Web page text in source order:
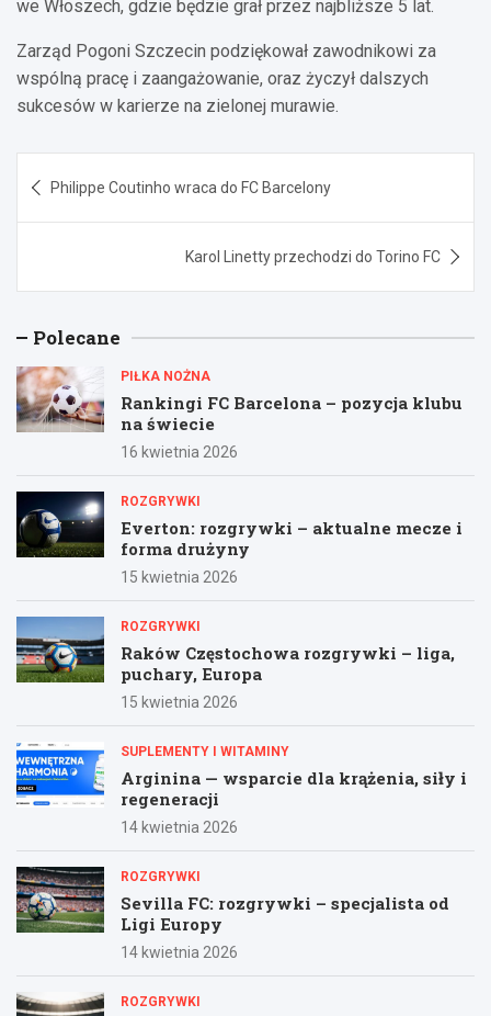
we Włoszech, gdzie będzie grał przez najbliższe 5 lat.
Zarząd Pogoni Szczecin podziękował zawodnikowi za
wspólną pracę i zaangażowanie, oraz życzył dalszych
sukcesów w karierze na zielonej murawie.
wpisu
Philippe Coutinho wraca do FC Barcelony
Karol Linetty przechodzi do Torino FC
Polecane
PIŁKA NOŻNA
Rankingi FC Barcelona – pozycja klubu
na świecie
16 kwietnia 2026
ROZGRYWKI
Everton: rozgrywki – aktualne mecze i
forma drużyny
15 kwietnia 2026
ROZGRYWKI
Raków Częstochowa rozgrywki – liga,
puchary, Europa
15 kwietnia 2026
SUPLEMENTY I WITAMINY
Arginina — wsparcie dla krążenia, siły i
regeneracji
14 kwietnia 2026
ROZGRYWKI
Sevilla FC: rozgrywki – specjalista od
Ligi Europy
14 kwietnia 2026
ROZGRYWKI